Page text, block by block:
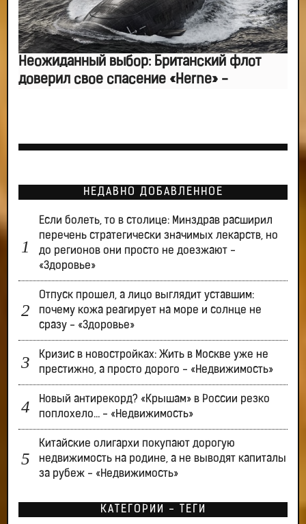
Неожиданный выбор: Британский флот
доверил свое спасение «Herne» -
НЕДАВНО ДОБАВЛЕННОЕ
Если болеть, то в столице: Минздрав расширил
перечень стратегически значимых лекарств, но
до регионов они просто не доезжают -
«Здоровье»
Отпуск прошел, а лицо выглядит уставшим:
почему кожа реагирует на море и солнце не
сразу - «Здоровье»
Кризис в новостройках: Жить в Москве уже не
престижно, а просто дорого - «Недвижимость»
Новый антирекорд? «Крышам» в России резко
поплохело… - «Недвижимость»
Китайские олигархи покупают дорогую
недвижимость на родине, а не выводят капиталы
за рубеж - «Недвижимость»
КАТЕГОРИИ - ТЕГИ